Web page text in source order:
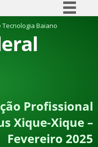
Simplifique!
Comunica BR
Canais
Tecnologia Baiano
Profissional
Xique-Xique –
Fevereiro 2025